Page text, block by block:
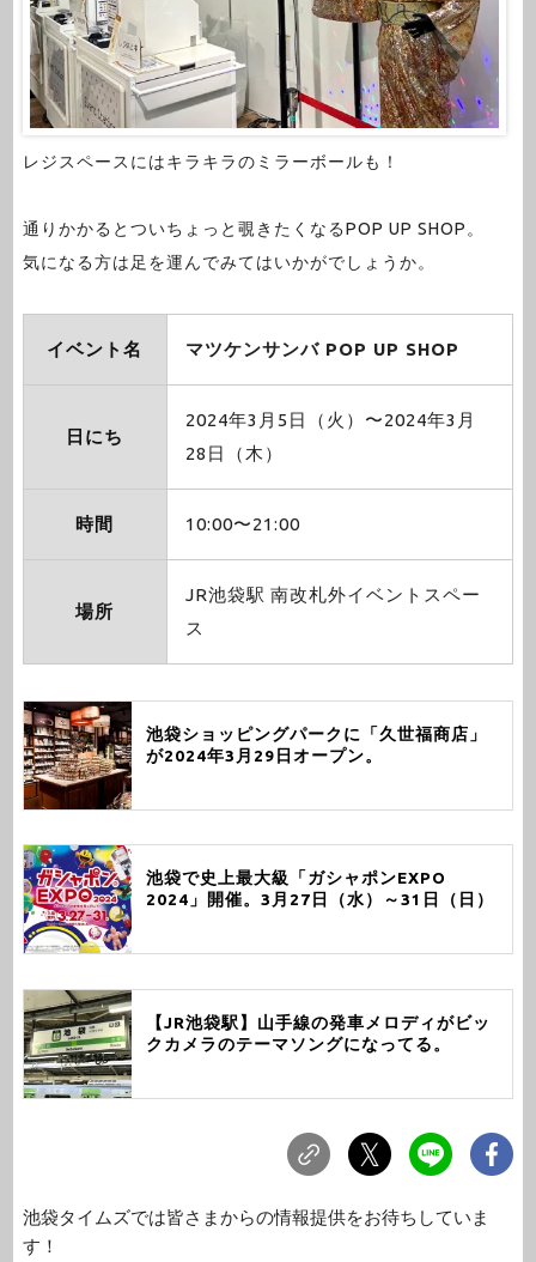
レジスペースにはキラキラのミラーボールも！
通りかかるとついちょっと覗きたくなるPOP UP SHOP。
気になる方は足を運んでみてはいかがでしょうか。
イベント名 マツケンサンバ POP UP SHOP
日にち
2024年3月5日（火）〜2024年3月
28日（木）
時間 10:00〜21:00
場所
JR池袋駅 南改札外イベントスペー
ス
池袋ショッピングパークに「久世福商店」
が2024年3月29日オープン。
池袋で史上最大級「ガシャポンEXPO
2024」開催。3月27日（水）～31日（日）
【JR池袋駅】山手線の発車メロディがビッ
クカメラのテーマソングになってる。
池袋タイムズでは皆さまからの情報提供をお待ちしていま
す！